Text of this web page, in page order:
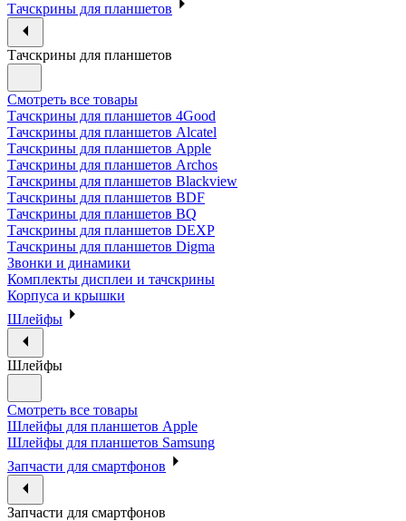
Тачскрины для планшетов
Тачскрины для планшетов
Смотреть все товары
Тачскрины для планшетов 4Good
Тачскрины для планшетов Alcatel
Тачскрины для планшетов Apple
Тачскрины для планшетов Archos
Тачскрины для планшетов Blackview
Тачскрины для планшетов BDF
Тачскрины для планшетов BQ
Тачскрины для планшетов DEXP
Тачскрины для планшетов Digma
Звонки и динамики
Комплекты дисплеи и тачскрины
Корпуса и крышки
Шлейфы
Шлейфы
Смотреть все товары
Шлейфы для планшетов Apple
Шлейфы для планшетов Samsung
Запчасти для смартфонов
Запчасти для смартфонов